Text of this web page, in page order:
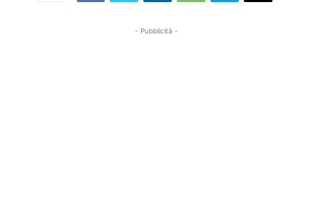
- Pubblicità -